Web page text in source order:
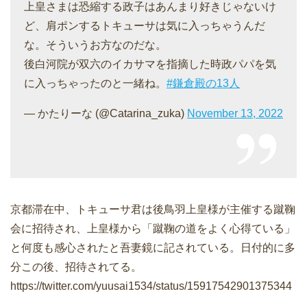
上皇さまは恐縮する政子はあんまり好きじゃないけ
ど、肩ポンするトキューサは気に入っちゃうんだ
な。そういうお方なのだな。
後白河院が双六のイカサマを指摘した時政パパを気
に入っちゃったのと一緒ね。 #鎌倉殿の13人
— かたりーな (@Catarina_zuka) November 13, 2022
京都滞在中、トキューサ君は後鳥羽上皇様が主催する蹴鞠
会に招待され、上皇様から「蹴鞠の道をよく心得ている」
と何度も感心されたと吾妻鏡に記されている。日付的に多
分この後、招待されてる。
https://twitter.com/yuusai1534/status/15917542901375344